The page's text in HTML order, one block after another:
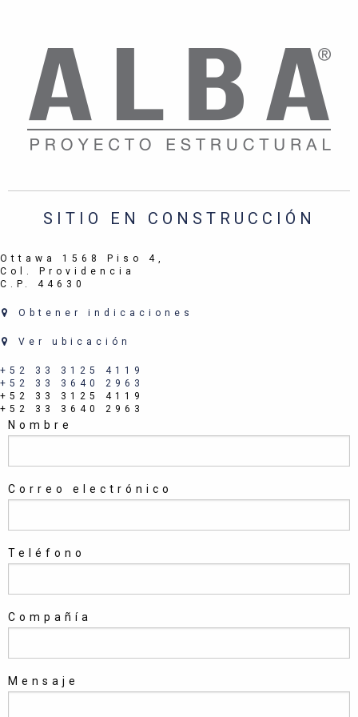
SITIO EN CONSTRUCCIÓN
Ottawa 1568 Piso 4,
Col. Providencia
C.P. 44630
Obtener indicaciones
Ver ubicación
+52 33 3125 4119
+52 33 3640 2963
+52 33 3125 4119
+52 33 3640 2963
Nombre
Correo electrónico
Teléfono
Compañía
Mensaje